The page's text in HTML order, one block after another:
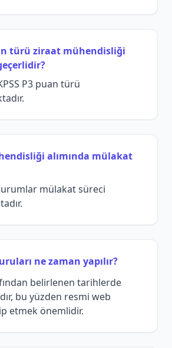
türü ziraat mühendisliği
P3 puan türü
alımında mülakat
mülakat süreci
ne zaman yapılır?
belirlenen tarihlerde
bu yüzden resmi web
etmek önemlidir.